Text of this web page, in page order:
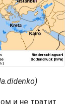
и не тратит